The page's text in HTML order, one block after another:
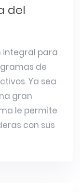
del
integral para
de
Ya sea
gran
le permite
con sus